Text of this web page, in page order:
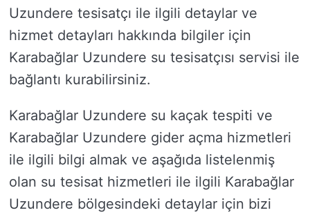
Uzundere tesisatçı ile ilgili detaylar ve
hizmet detayları hakkında bilgiler için
Karabağlar Uzundere su tesisatçısı servisi ile
bağlantı kurabilirsiniz.
Karabağlar Uzundere su kaçak tespiti ve
Karabağlar Uzundere gider açma hizmetleri
ile ilgili bilgi almak ve aşağıda listelenmiş
olan su tesisat hizmetleri ile ilgili Karabağlar
Uzundere bölgesindeki detaylar için bizi